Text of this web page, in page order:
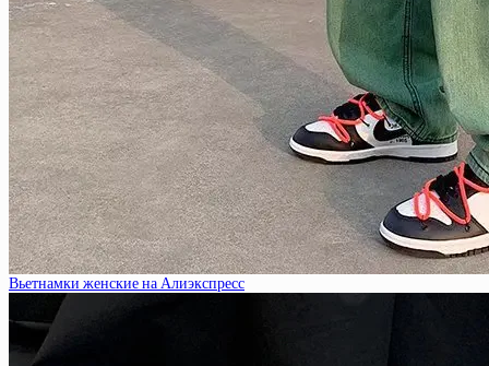
Вьетнамки женские на Алиэкспресс